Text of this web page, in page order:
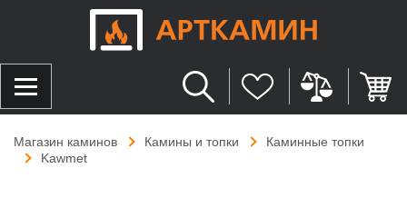
Магазин каминов Камины и топки
Каминные топки
Kawmet